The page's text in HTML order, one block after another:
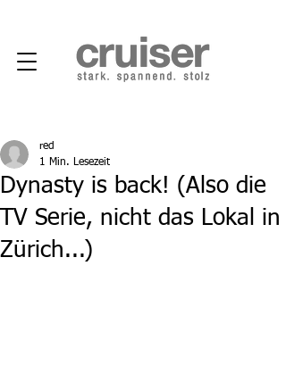
Dynasty is back! (Also die
TV Serie, nicht das Lokal in
Zürich...)
red
1 Min. Lesezeit